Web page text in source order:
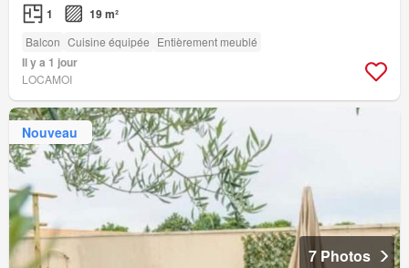
1 19 m²
Balcon Cuisine équipée Entièrement meublé
Il y a 1 jour
LOCAMOI
Nouveau
7 Photos